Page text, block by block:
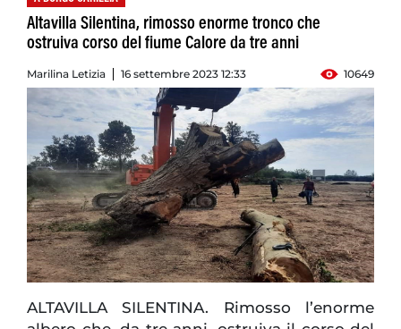
Altavilla Silentina, rimosso enorme tronco che
ostruiva corso del fiume Calore da tre anni
Marilina Letizia 16 settembre 2023 12:33 10649
ALTAVILLA SILENTINA. Rimosso l’enorme